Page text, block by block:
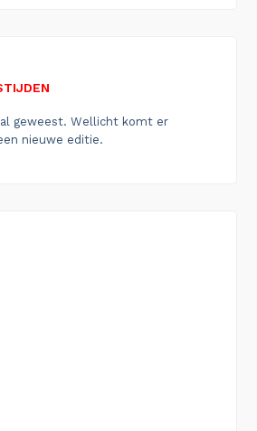
geweest. Wellicht komt er
nieuwe editie.